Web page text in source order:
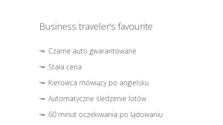
Business traveler's favourite
Czarne auto gwarantowane
Stała cena
Kierowca mówiący po angielsku
Automatyczne śledzenie lotów
60 minut oczekiwania po lądowaniu